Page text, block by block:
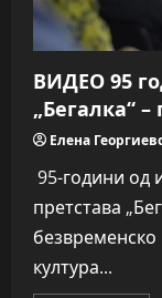
ВИДЕО 95
„Бегалка“
Елена
95-години од
претстава
култура...